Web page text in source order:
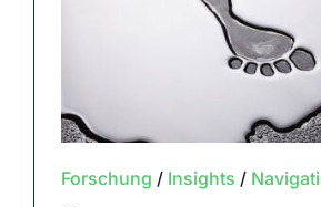
Forschung / Insights /